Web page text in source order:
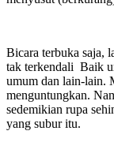
Bicara terbuka saja,
tak terkendali Baik
umum dan lain-lain.
menguntungkan.
sedemikian rupa
yang subur itu.